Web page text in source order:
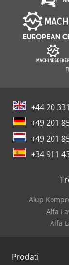
+44 20
+49 201
+49 201
+34 911
Alup
Alfa
Alfa
Prodati